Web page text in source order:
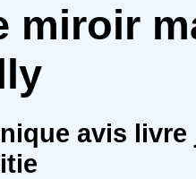
miroir
avis